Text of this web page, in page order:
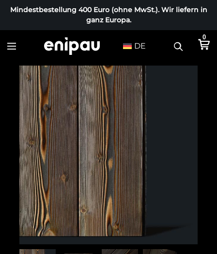
Mindestbestellung 400 Euro (ohne MwSt.). Wir liefern in
ganz Europa.
DE
0